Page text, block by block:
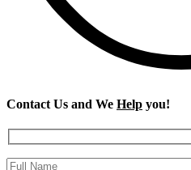
Contact Us and We Help you!